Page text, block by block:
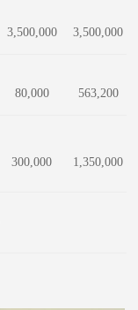
3,500,000 3,500,000
80,000 563,200
300,000 1,350,000